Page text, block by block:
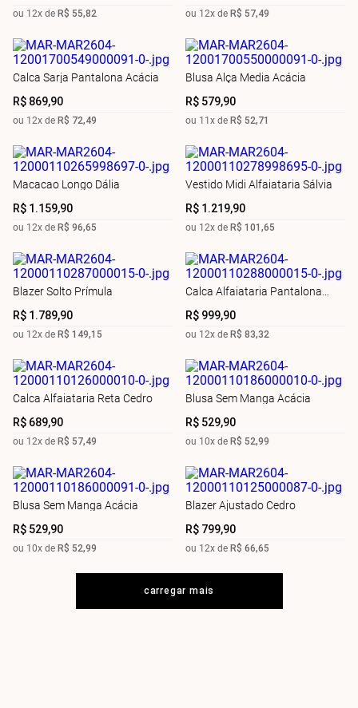
ou 12x de R$ 55,82 ou 12x de R$ 57,49
Calca Sarja Pantalona Acácia
R$ 869,90
ou 12x de R$ 72,49
Blusa Alça Media Acácia
R$ 579,90
ou 11x de R$ 52,71
Macacao Longo Dália
R$ 1 .159,90
ou 12x de R$ 96,65
Vestido Midi Alfaiataria Sálvia
R$ 1 .219,90
ou 12x de R$ 101 ,65
Blazer Solto Prímula
R$ 1 .789,90
ou 12x de R$ 149,15
Calca Alfaiataria Pantalona
R$ 999,90
ou 12x de R$ 83,32
Calca Alfaiataria Reta Cedro
R$ 689,90
ou 12x de R$ 57,49
Blusa Sem Manga Acácia
R$ 529,90
ou 10x de R$ 52,99
Blusa Sem Manga Acácia
R$ 529,90
ou 10x de R$ 52,99
Blazer Ajustado Cedro
R$ 799,90
ou 12x de R$ 66,65